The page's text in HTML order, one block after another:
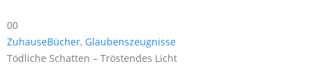
00
ZuhauseBücher, Glaubenszeugnisse
Tödliche Schatten – Tröstendes Licht